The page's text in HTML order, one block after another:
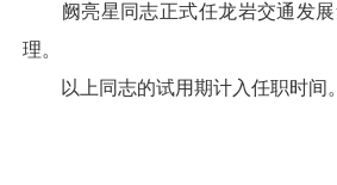
阙亮星同志正式任龙岩交通发展
理。
以上同志的试用期计入任职时间。